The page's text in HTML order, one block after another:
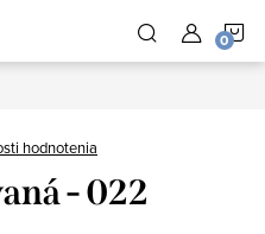
hodnotenia
- 022